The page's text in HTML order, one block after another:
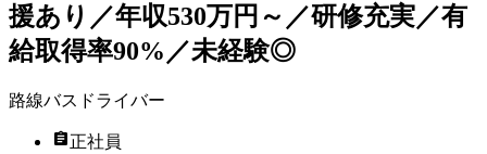
援あり／年収530万円～／研修充実／有
給取得率90%／未経験◎
路線バスドライバー
正社員